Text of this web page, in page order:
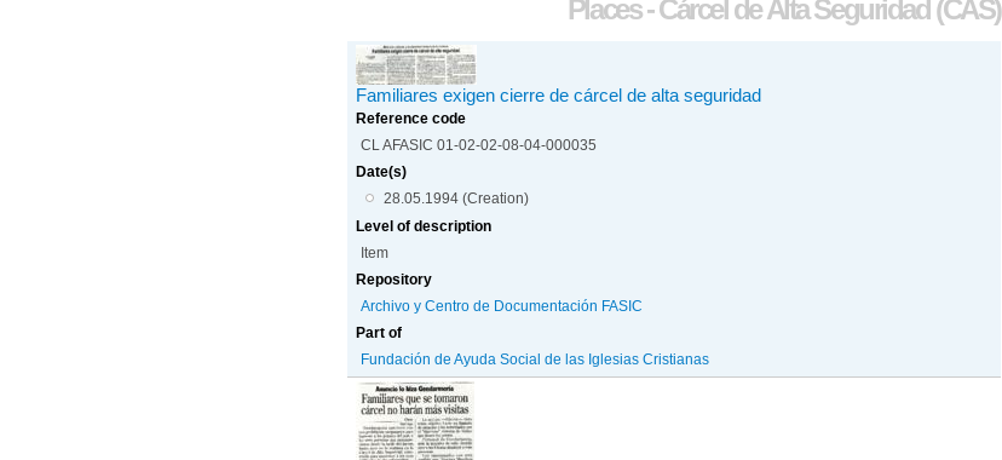
Places - Cárcel de Alta Seguridad (CAS)
Familiares exigen cierre de cárcel de alta seguridad
Reference code
CL AFASIC 01-02-02-08-04-000035
Date(s)
28.05.1994 (Creation)
Level of description
Item
Repository
Archivo y Centro de Documentación FASIC
Part of
Fundación de Ayuda Social de las Iglesias Cristianas